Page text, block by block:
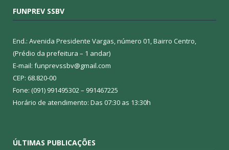
FUNPREV SSBV
End.: Avenida Presidente Vargas, número 01, Bairro Centro,
(Prédio da prefeitura – 1 andar)
E-mail: funprevssbv@gmail.com
CEP: 68.820-00
Fone: (091) 991495302 – 991467225
Horário de atendimento: Das 07:30 as 13:30h
ÚLTIMAS PUBLICAÇÕES